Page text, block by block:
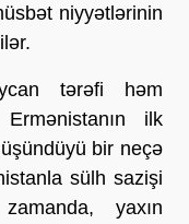
niyyətlərinin
tərəfi həm
ilk
bir neçə
sülh sazişi
yaxın